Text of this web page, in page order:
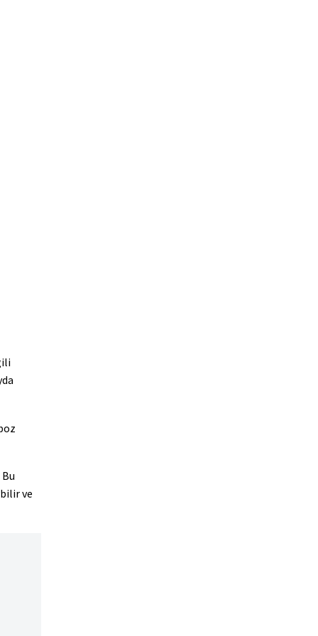
ve